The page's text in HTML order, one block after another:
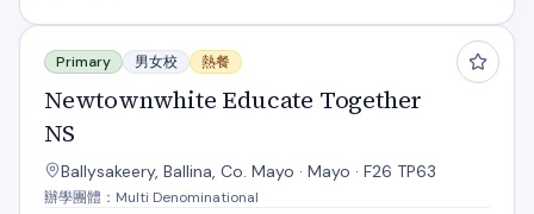
Newtownwhite Educate Together NS
Primary 男女校 熱餐
Newtownwhite Educate Together
NS
Ballysakeery, Ballina, Co. Mayo · Mayo · F26 TP63
辦學團體：Multi Denominational